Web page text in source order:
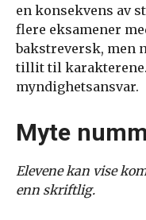
en konsekvens av
flere eksamener
bakstreversk, men
tillit til
myndighetsansvar.
Myte
Elevene kan vise
enn skriftlig.